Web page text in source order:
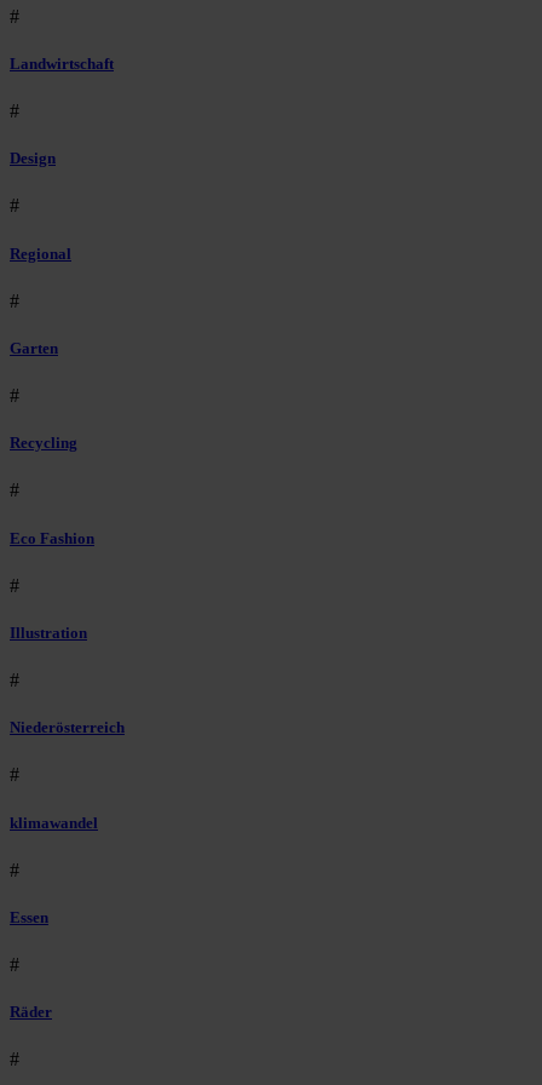
#
Landwirtschaft
#
Design
#
Regional
#
Garten
#
Recycling
#
Eco Fashion
#
Illustration
#
Niederösterreich
#
klimawandel
#
Essen
#
Räder
#